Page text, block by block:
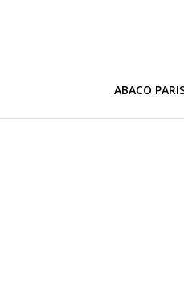
ABACO